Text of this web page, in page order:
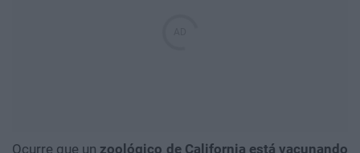
Ocurre que un zoológico de California está vacunando